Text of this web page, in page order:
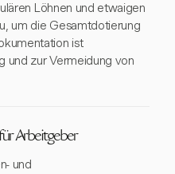
Löhnen und etwaigen
um die Gesamtdotierung
ist
und zur Vermeidung von
Arbeitgeber
und